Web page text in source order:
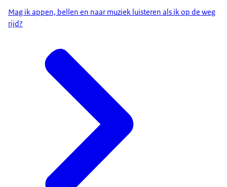
Mag ik appen, bellen en naar muziek luisteren als ik op de weg
rijd?